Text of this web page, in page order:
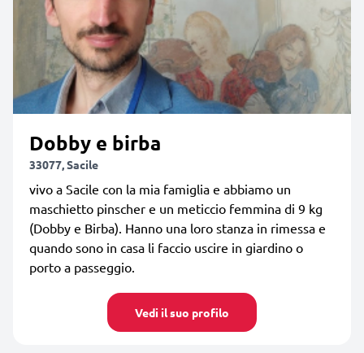
Dobby e birba
33077, Sacile
vivo a Sacile con la mia famiglia e abbiamo un
maschietto pinscher e un meticcio femmina di 9 kg
(Dobby e Birba). Hanno una loro stanza in rimessa e
quando sono in casa li faccio uscire in giardino o
porto a passeggio.
Vedi il suo profilo